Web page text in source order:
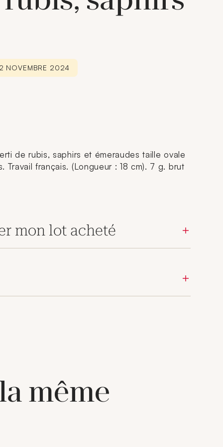
NOVEMBRE 2024
de rubis, saphirs et émeraudes taille ovale
français. (Longueur : 18 cm). 7 g. brut
mon lot acheté
même